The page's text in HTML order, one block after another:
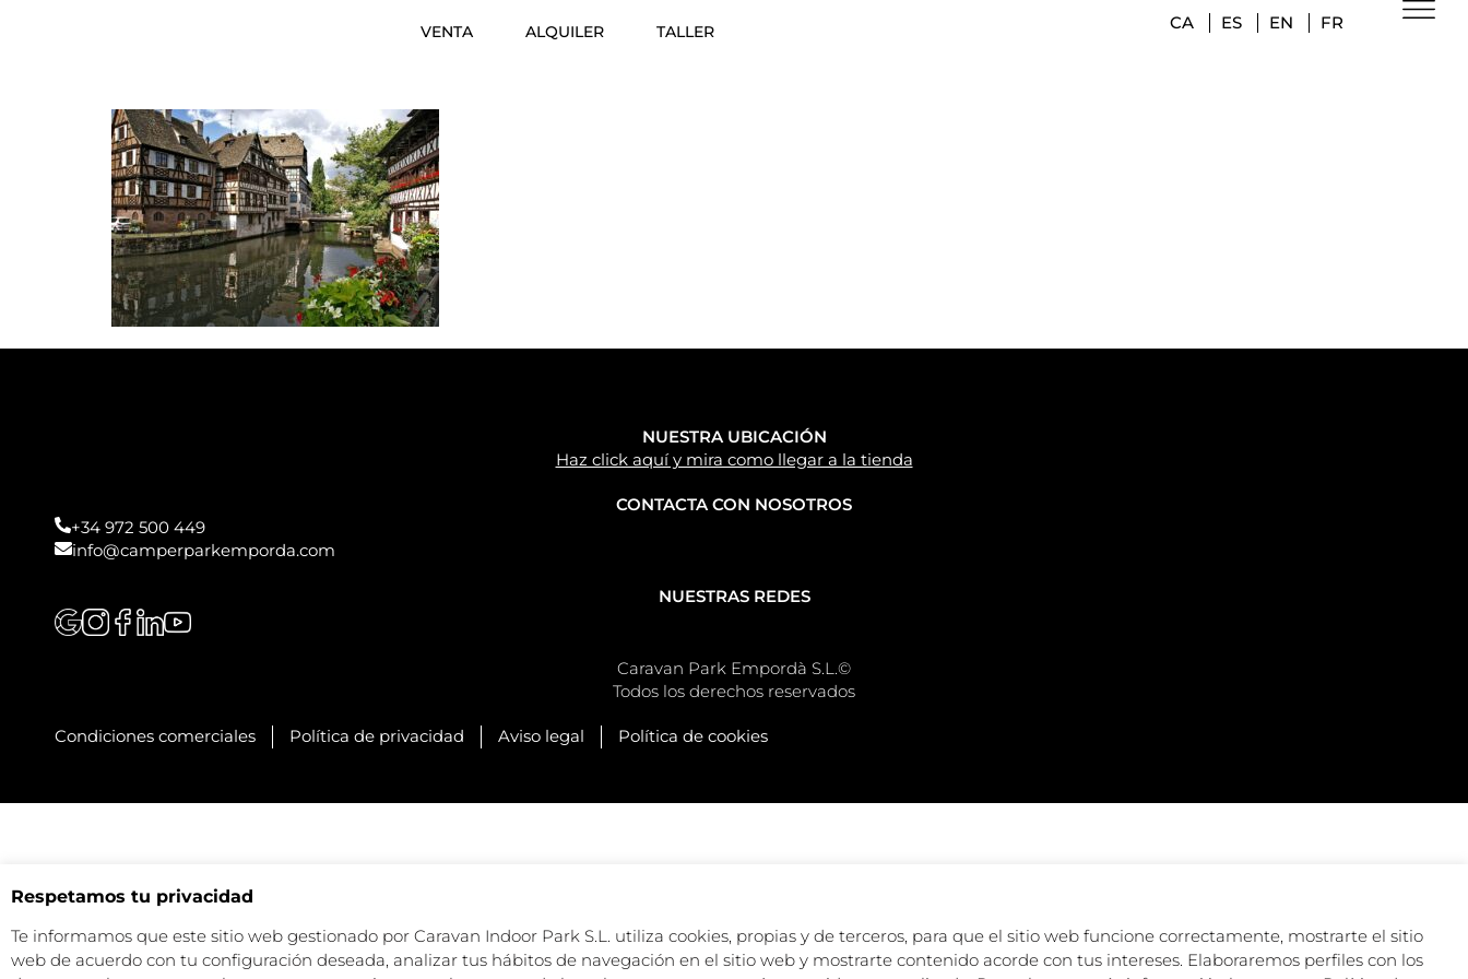
VENTA ALQUILER TALLER CA ES EN FR
NUESTRA UBICACIÓN
Haz click aquí y mira como llegar a la tienda
CONTACTA CON NOSOTROS
+34 972 500 449
info@camperparkemporda.com
NUESTRAS REDES
Caravan Park Empordà S.L.©
Todos los derechos reservados
Condiciones comerciales Política de privacidad Aviso legal Política de cookies
Respetamos tu privacidad
Te informamos que este sitio web gestionado por Caravan Indoor Park S.L. utiliza cookies, propias y de terceros, para que el sitio web funcione correctamente, mostrarte el sitio
web de acuerdo con tu configuración deseada, analizar tus hábitos de navegación en el sitio web y mostrarte contenido acorde con tus intereses. Elaboraremos perfiles con los